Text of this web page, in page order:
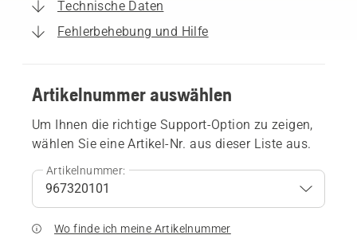
Technische Daten
Fehlerbehebung und Hilfe
Artikelnummer auswählen
Um Ihnen die richtige Support-Option zu zeigen,
wählen Sie eine Artikel-Nr. aus dieser Liste aus.
Artikelnummer:
Wo finde ich meine Artikelnummer